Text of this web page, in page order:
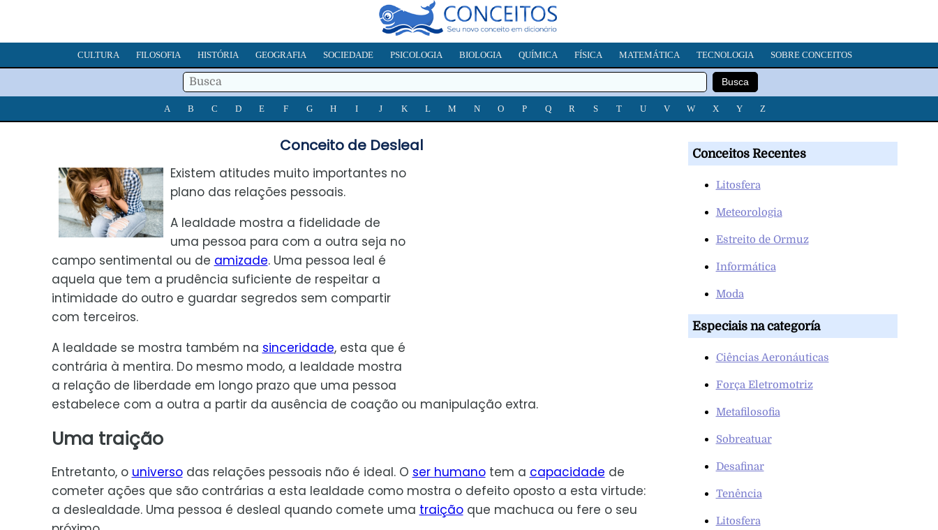
CULTURA FILOSOFIA HISTÓRIA GEOGRAFIA SOCIEDADE PSICOLOGIA BIOLOGIA QUÍMICA FÍSICA MATEMÁTICA TECNOLOGIA SOBRE CONCEITOS
A B C D E F G H I J K L M N O P Q R S T U V W X Y Z
Conceito de Desleal
Existem atitudes muito importantes no
plano das relações pessoais.
A lealdade mostra a fidelidade de
uma pessoa para com a outra seja no
campo sentimental ou de amizade. Uma pessoa leal é
aquela que tem a prudência suficiente de respeitar a
intimidade do outro e guardar segredos sem compartir
com terceiros.
A lealdade se mostra também na sinceridade, esta que é
contrária à mentira. Do mesmo modo, a lealdade mostra
a relação de liberdade em longo prazo que uma pessoa
estabelece com a outra a partir da ausência de coação ou manipulação extra.
Uma traição
Entretanto, o universodas relações pessoais não é ideal. O ser humanotem a capacidade de
cometer ações que são contrárias a esta lealdade como mostra o defeito oposto a esta virtude:
a deslealdade. Uma pessoa é desleal quando comete uma traiçãoque machuca ou fere o seu
Conceitos Recentes
Litosfera
Meteorologia
Estreito de Ormuz
Informática
Moda
Especiais na categoría
Ciências Aeronáuticas
Força Eletromotriz
Metafilosofia
Sobreatuar
Desafinar
Tenência
Litosfera